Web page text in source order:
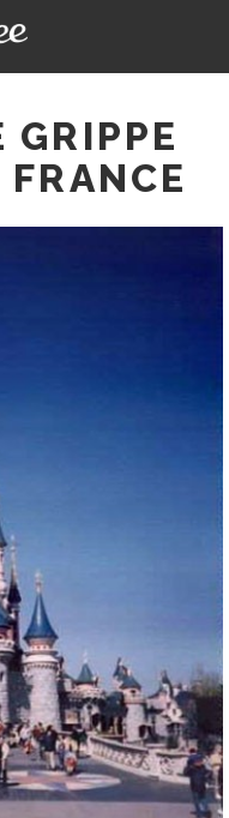
GRIPPE